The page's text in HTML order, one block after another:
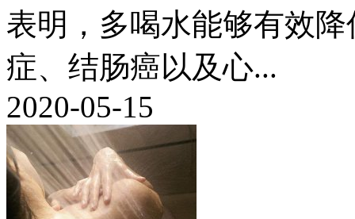
表明，多喝水能够有效
症、结肠癌以及心...
2020-05-15